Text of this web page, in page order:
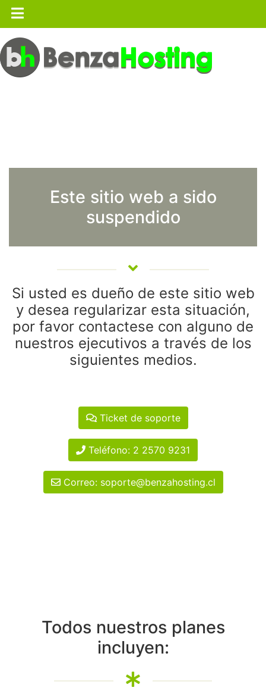
Este sitio web a sido
suspendido
Si usted es dueño de este sitio web
y desea regularizar esta situación,
por favor contactese con alguno de
nuestros ejecutivos a través de los
siguientes medios.
Ticket de soporte
Teléfono: 2 2570 9231
Correo: soporte@benzahosting.cl
Todos nuestros planes
incluyen: